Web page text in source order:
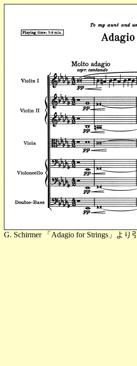
G. Schirmer 「Adagio for Strings」より